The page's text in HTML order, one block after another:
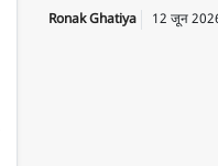
Technologies के बीच
Ronak Ghatiya 12 जून